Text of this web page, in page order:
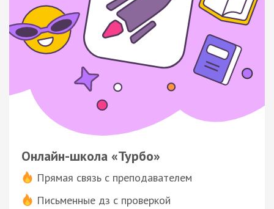
Онлайн-школа «Турбо»
Прямая связь с преподавателем
Письменные дз с проверкой